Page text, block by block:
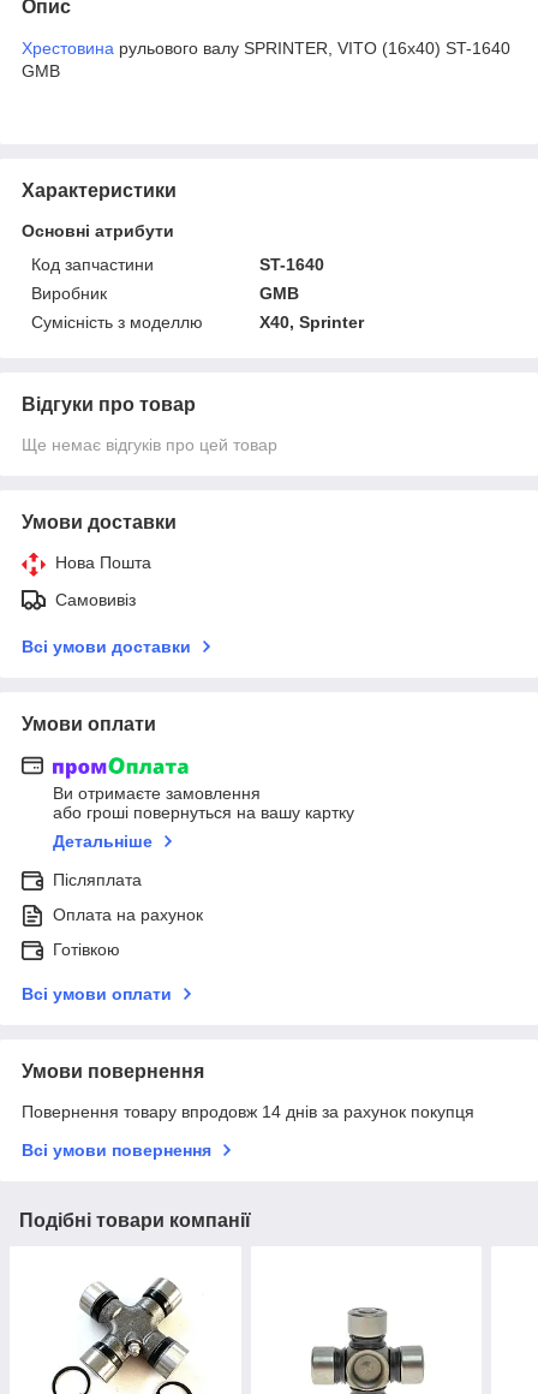
Опис
Хрестовина рульового валу SPRINTER, VITO (16x40) ST-1640
GMB
Характеристики
Основні атрибути
Код запчастини
ST-1640
Виробник
GMB
Сумісність з моделлю
X40, Sprinter
Відгуки про товар
Ще немає відгуків про цей товар
Умови доставки
Нова Пошта
Самовивіз
Всі умови доставки
Умови оплати
Ви отримаєте замовлення
або гроші повернуться на вашу картку
Детальніше
Післяплата
Оплата на рахунок
Готівкою
Всі умови оплати
Умови повернення
Повернення товару впродовж 14 днів за рахунок покупця
Всі умови повернення
Подібні товари компанії